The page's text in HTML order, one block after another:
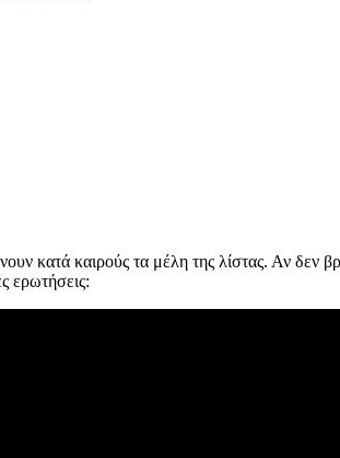
κατά καιρούς τα μέλη της λίστας. Αν δεν
ερωτήσεις: